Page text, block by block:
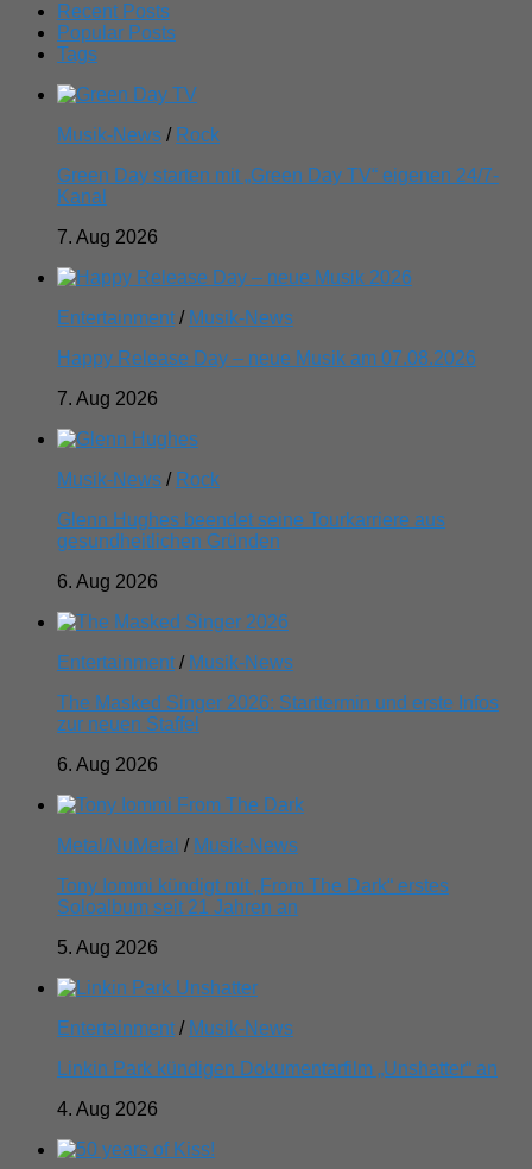
Recent Posts
Popular Posts
Tags
Musik-News / Rock
Green Day starten mit „Green Day TV“ eigenen 24/7-
Kanal
7. Aug 2026
Entertainment / Musik-News
Happy Release Day – neue Musik am 07.08.2026
7. Aug 2026
Musik-News / Rock
Glenn Hughes beendet seine Tourkarriere aus
gesundheitlichen Gründen
6. Aug 2026
Entertainment / Musik-News
The Masked Singer 2026: Starttermin und erste Infos
zur neuen Staffel
6. Aug 2026
Metal/NuMetal / Musik-News
Tony Iommi kündigt mit „From The Dark“ erstes
Soloalbum seit 21 Jahren an
5. Aug 2026
Entertainment / Musik-News
Linkin Park kündigen Dokumentarfilm „Unshatter“ an
4. Aug 2026